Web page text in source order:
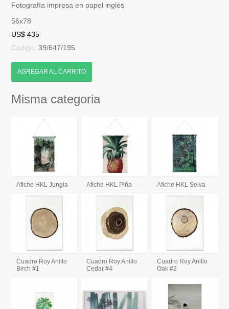
Fotografía impresa en papel inglés
56x78
US$ 435
Código:39/647/195
AGREGAR AL CARRITO
Misma categoria
Afiche HKL Jungla Afiche HKL Piña Afiche HKL Selva
Cuadro Roy Anillo
Birch #1
Cuadro Roy Anillo
Cedar #4
Cuadro Roy Anillo
Oak #2